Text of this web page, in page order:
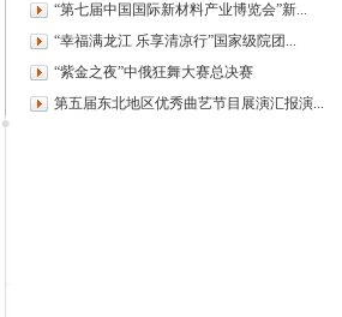
“第七届中国国际新材料产业博览会”新...
“幸福满龙江 乐享清凉行”国家级院团...
“紫金之夜”中俄狂舞大赛总决赛
第五届东北地区优秀曲艺节目展演汇报演...